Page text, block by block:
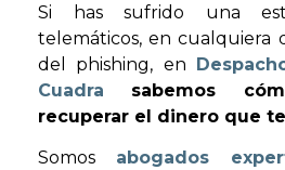
Si has sufrido una
telemáticos, en cualquiera
del phishing, en
Cuadra
sabemos
recuperar el dinero que
Somos abogados